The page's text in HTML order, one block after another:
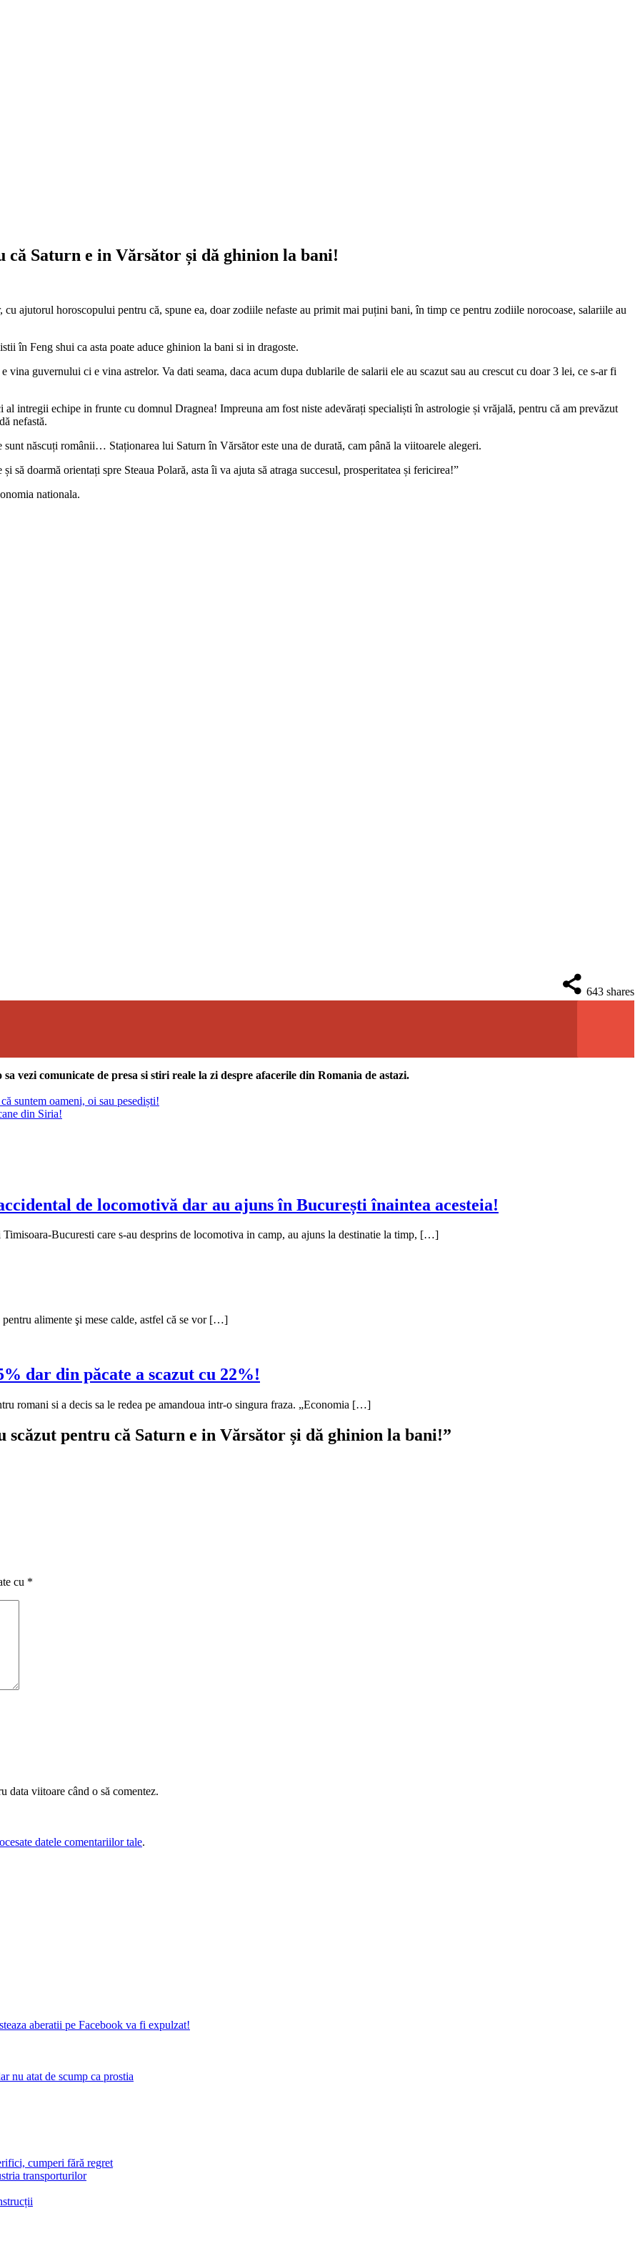
că Saturn e in Vărsător și dă ghinion la bani!
ajutorul horoscopului pentru că, spune ea, doar zodiile nefaste au primit mai puțini bani, în timp ce pentru zodiile norocoase, salariile au
în Feng shui ca asta poate aduce ghinion la bani si in dragoste.
vina guvernului ci e vina astrelor. Va dati seama, daca acum dupa dublarile de salarii ele au scazut sau au crescut cu doar 3 lei, ce s-ar fi
intregii echipe in frunte cu domnul Dragnea! Impreuna am fost niste adevărați specialiști în astrologie și vrăjală, pentru că am prevăzut
nefastă.
născuți românii… Staționarea lui Saturn în Vărsător este una de durată, cam până la viitoarele alegeri.
să doarmă orientați spre Steaua Polară, asta îi va ajuta să atraga succesul, prosperitatea și fericirea!”
nationala.
643 shares
vezi comunicate de presa si stiri reale la zi despre afacerile din Romania de astazi.
suntem oameni, oi sau pesediști!
din Siria!
de locomotivă dar au ajuns în București înaintea acesteia!
Bucuresti care s-au desprins de locomotiva in camp, au ajuns la destinatie la timp, […]
alimente şi mese calde, astfel că se vor […]
dar din păcate a scazut cu 22%!
romani si a decis sa le redea pe amandoua intr-o singura fraza. „Economia […]
scăzut pentru că Saturn e in Vărsător și dă ghinion la bani!”
cu *
data viitoare când o să comentez.
datele comentariilor tale.
aberatii pe Facebook va fi expulzat!
nu atat de scump ca prostia
cumperi fără regret
transporturilor